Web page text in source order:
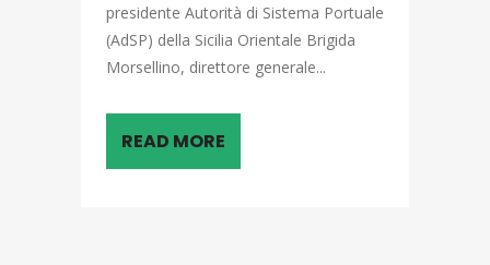
presidente Autorità di Sistema Portuale
(AdSP) della Sicilia Orientale Brigida
Morsellino, direttore generale...
READ MORE